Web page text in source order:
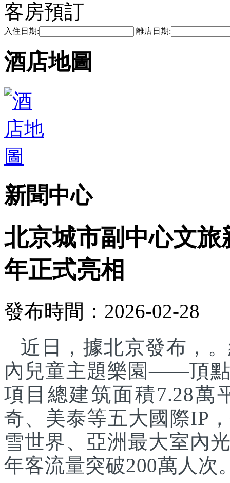
客房預訂
入住日期: 離店日期:
酒店地圖
新聞中心
北京城市副中心文
年正式亮相
發布時間：2026-02-28
近日，據北京發布，
內兒童主題樂園——頂
項目總建筑面積7.28萬
奇、美泰等五大國際IP
雪世界、亞洲最大室內
年客流量突破200萬人次